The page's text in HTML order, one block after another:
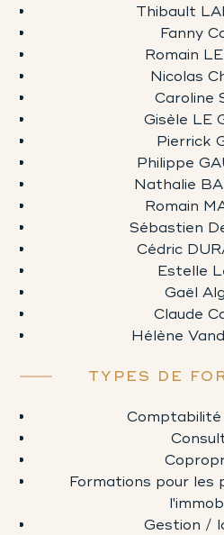
Thibault
Fanny
Romain
Nicolas
Caroline
Gisèle LE
Pierrick
Philippe
Nathalie
Romain
Sébastien
Cédric
Estelle
Gaël
Claude
Hélène
TYPES DE
Formations pour les
Gestion /